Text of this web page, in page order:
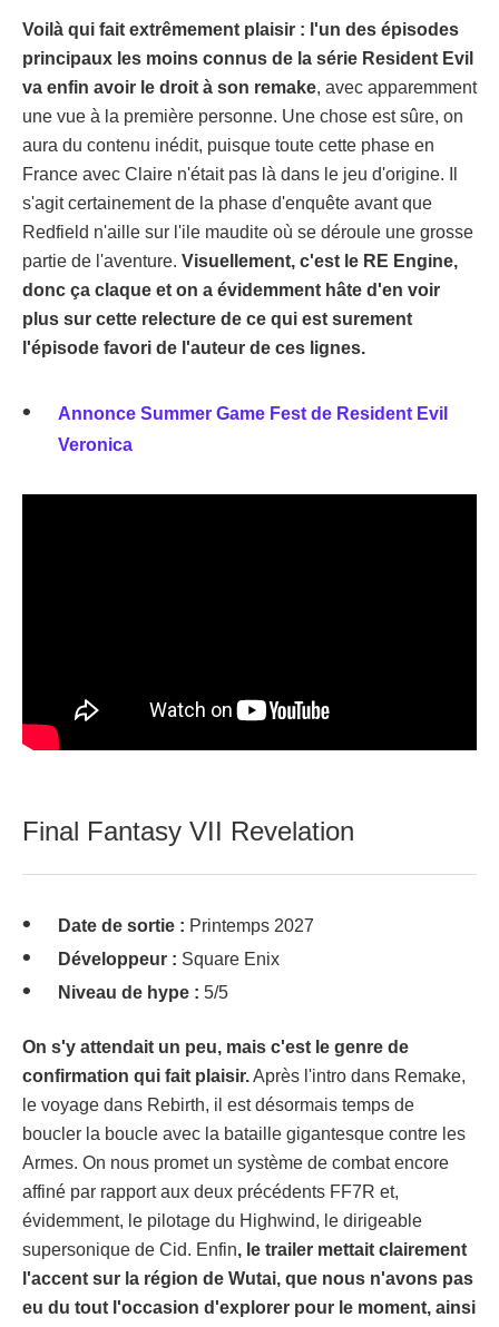
Voilà qui fait extrêmement plaisir : l'un des épisodes
principaux les moins connus de la série Resident Evil
va enfin avoir le droit à son remake, avec apparemment
une vue à la première personne. Une chose est sûre, on
aura du contenu inédit, puisque toute cette phase en
France avec Claire n'était pas là dans le jeu d'origine. Il
s'agit certainement de la phase d'enquête avant que
Redfield n'aille sur l'ile maudite où se déroule une grosse
partie de l'aventure. Visuellement, c'est le RE Engine,
donc ça claque et on a évidemment hâte d'en voir
plus sur cette relecture de ce qui est surement
l'épisode favori de l'auteur de ces lignes.
Annonce Summer Game Fest de Resident Evil
Veronica
Final Fantasy VII Revelation
Date de sortie : Printemps 2027
Développeur : Square Enix
Niveau de hype : 5/5
On s'y attendait un peu, mais c'est le genre de
confirmation qui fait plaisir.Après l'intro dans Remake,
le voyage dans Rebirth, il est désormais temps de
boucler la boucle avec la bataille gigantesque contre les
Armes. On nous promet un système de combat encore
affiné par rapport aux deux précédents FF7R et,
évidemment, le pilotage du Highwind, le dirigeable
supersonique de Cid. Enfin, le trailer mettait clairement
l'accent sur la région de Wutai, que nous n'avons pas
eu du tout l'occasion d'explorer pour le moment, ainsi